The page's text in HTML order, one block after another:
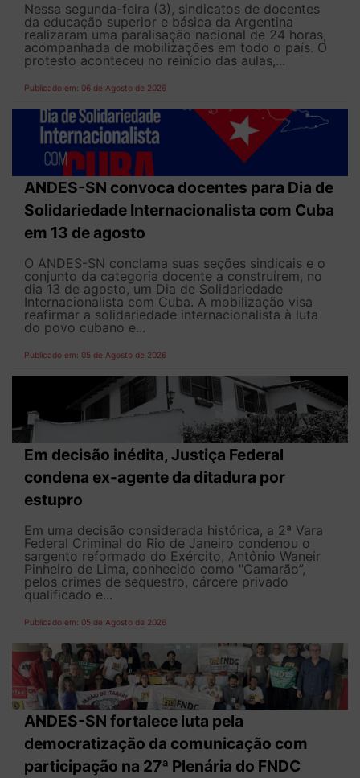
Nessa segunda-feira (3), sindicatos de docentes
da educação superior e básica da Argentina
realizaram uma paralisação nacional de 24 horas,
acompanhada de mobilizações em todo o país. O
protesto aconteceu no reinício das aulas,...
Publicado em: 06 de Agosto de 2026
ANDES-SN convoca docentes para Dia de
Solidariedade Internacionalista com Cuba
em 13 de agosto
O ANDES-SN conclama suas seções sindicais e o
conjunto da categoria docente a construírem, no
dia 13 de agosto, um Dia de Solidariedade
Internacionalista com Cuba. A mobilização visa
reafirmar a solidariedade internacionalista à luta
do povo cubano e...
Publicado em: 05 de Agosto de 2026
Em decisão inédita, Justiça Federal
condena ex-agente da ditadura por
estupro
Em uma decisão considerada histórica, a 2ª Vara
Federal Criminal do Rio de Janeiro condenou o
sargento reformado do Exército, Antônio Waneir
Pinheiro de Lima, conhecido como "Camarão”,
pelos crimes de sequestro, cárcere privado
qualificado e...
Publicado em: 05 de Agosto de 2026
ANDES-SN fortalece luta pela
democratização da comunicação com
participação na 27ª Plenária do FNDC